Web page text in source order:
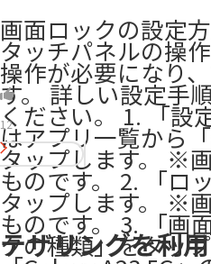
画面ロックの設定
タッチパネルの操
操作が必要になり
す。 詳しい設定手
ください。 1. 「設
はアプリ一覧から
タップします。 ※
ものです。 2. 「ロ
タップします。 ※
ものです。 3. 「画
クの種類」をタッ
12
テザリングを利